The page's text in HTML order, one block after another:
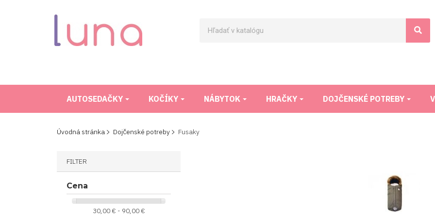
AUTOSEDAČKY KOČÍKY NÁBYTOK HRAČKY DOJČENSKÉ POTREBY
Úvodná stránka Dojčenské potreby Fusaky
FILTER
Cena
30,00 € - 90,00 €